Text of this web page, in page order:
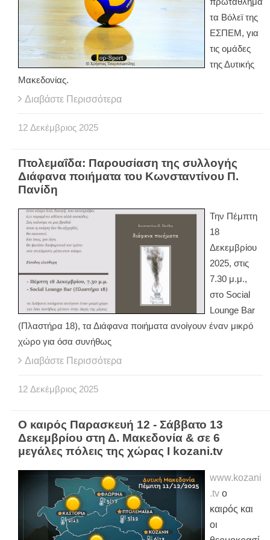
τα Βόλεϊ της
ΕΣΠΕΜ, για
τις ομάδες
της Δυτικής
Μακεδονίας.
Διαβάστε Περισσότερα
12 Δεκέμβριος 2025
Πτολεμαΐδα: Παρουσίαση της συλλογής
Διάφανα ποιήματα του Κωνσταντίνου Π.
Πανίδη
Την Πέμπτη
18
Δεκεμβρίου
2025, στις
7.30 μ.μ.,
στο Social
Lounge Bar
(Πλαστήρα 18), τα Διάφανα ποιήματα ανοίγουν έναν μικρό
χώρο για όσα συνήθως
Διαβάστε Περισσότερα
12 Δεκέμβριος 2025
Ο καιρός Παρασκευή 12 - Σάββατο 13
Δεκεμβρίου στη Δ. Μακεδονία & σε 6
μεγάλες πόλεις της χώρας Ι kozani.tv
www.kozani
.tv ο
καιρός και
οι